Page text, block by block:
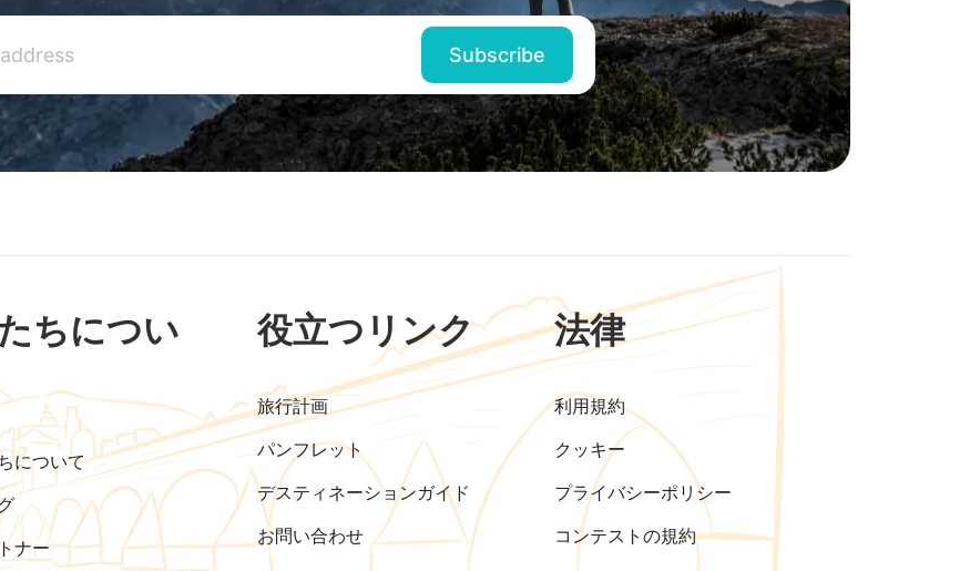
ちについ
について
ナー
役立つリンク
旅行計画
パンフレット
デスティネーションガイド
お問い合わせ
法律
利用規約
クッキー
プライバシーポリシー
コンテストの規約